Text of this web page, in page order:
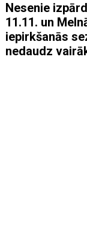
Nesenie
11.11. un
iepirkšanās
nedaudz